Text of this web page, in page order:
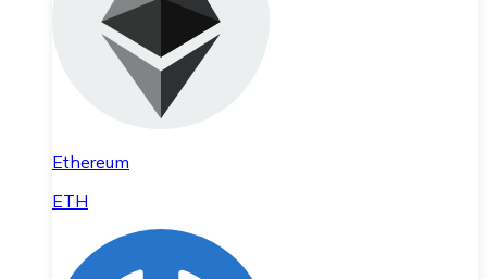
Ethereum
ETH